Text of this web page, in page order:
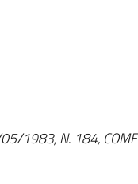
05/1983, N. 184, COME